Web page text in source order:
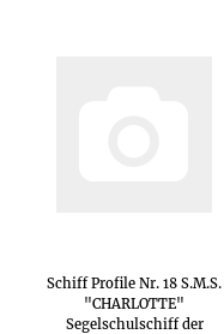
Schiff Profile Nr. 18 S.M.S.
"CHARLOTTE"
Segelschulschiff der